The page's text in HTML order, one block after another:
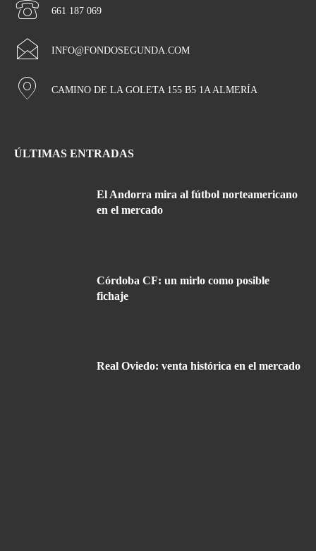
661 187 069
INFO@FONDOSEGUNDA.COM
CAMINO DE LA GOLETA 155 B5 1A ALMERÍA
ÚLTIMAS ENTRADAS
El Andorra mira al fútbol norteamericano
en el mercado
Córdoba CF: un mirlo como posible
fichaje
Real Oviedo: venta histórica en el mercado